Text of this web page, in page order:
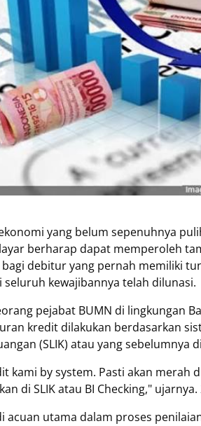
yang belum sepenuhnya
berharap dapat memperoleh
debitur yang pernah memiliki
kewajibannya telah dilunasi.
pejabat BUMN di lingkungan
kredit dilakukan berdasarkan
(SLIK) atau yang sebelumnya
kami by system. Pasti akan merah
di SLIK atau BI Checking,"
acuan utama dalam proses